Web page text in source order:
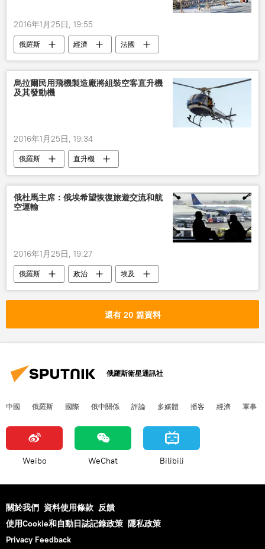
2016年1月25日, 19:55
俄羅斯 經濟
法國
液化天然氣
烏拉爾民用飛機製造廠將組裝空客直升機
及其發動機
2016年1月25日, 19:34
俄羅斯 直升機
俄杜馬主席：俄埃希望恢復旅遊交流和航
空運輸
2016年1月25日, 19:27
俄羅斯 政治
埃及
航空運輸
還有 20 篇資料
俄羅斯衛星通訊社
中國 俄羅斯 國際 俄中關係 評論 多媒體 播客 經濟 軍事
Weibo WeChat Bilibili
關於我們 資料使用條款 反饋
使用Cookie和自動日誌記錄政策 隱私政策
Privacy Feedback